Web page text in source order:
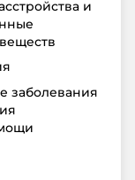
и
заболевания